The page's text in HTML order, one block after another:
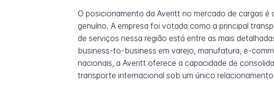
O posicionamento da Averitt no mercado de cargas
genuíno. A empresa foi votada como a principal
de serviços nessa região está entre as mais
business-to-business em varejo, manufatura, e-
nacionais, a Averitt oferece a capacidade de
transporte internacional sob um único